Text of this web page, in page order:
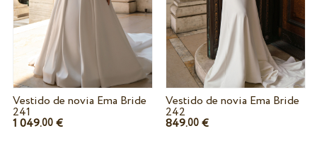
Vestido de novia Ema Bride
241
1 049.00€
Vestido de novia Ema Bride
242
849.00 €